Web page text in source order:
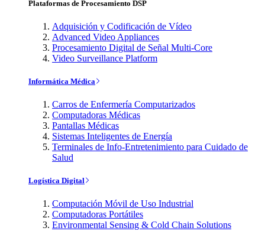
Plataformas de Procesamiento DSP
Adquisición y Codificación de Vídeo
Advanced Video Appliances
Procesamiento Digital de Señal Multi-Core
Video Surveillance Platform
Informática Médica
Carros de Enfermería Computarizados
Computadoras Médicas
Pantallas Médicas
Sistemas Inteligentes de Energía
Terminales de Info-Entretenimiento para Cuidado de
Salud
Logística Digital
Computación Móvil de Uso Industrial
Computadoras Portátiles
Environmental Sensing & Cold Chain Solutions